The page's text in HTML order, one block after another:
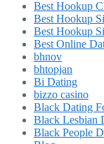
Best Hookup
Best Hookup
Best Hookup
Best Online
bhnov
bhtopjan
Bi Dating
bizzo casino
Black Dating
Black Lesbian
Black People